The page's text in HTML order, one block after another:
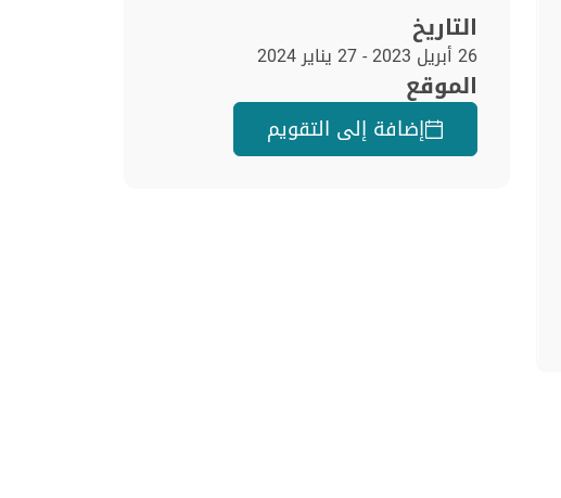
التاريخ
26 أبريل 2023 - 27 يناير 2024
الموقع
إضافة إلى التقويم